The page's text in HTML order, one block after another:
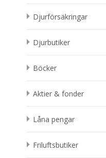
Djurförsäkringar
Djurbutiker
Böcker
Aktier & fonder
Låna pengar
Friluftsbutiker